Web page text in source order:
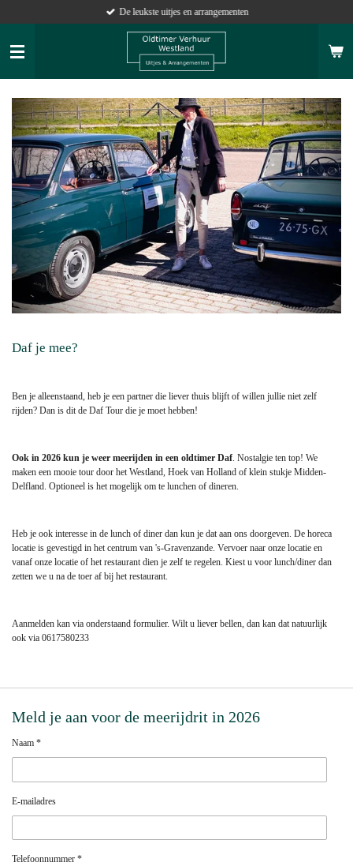
naar
de
De leukste uitjes en arrangementen
Daf je mee?
Ben je alleenstaand, heb je een partner die liever thuis blijft of willen jullie niet zelf
rijden? Dan is dit de Daf Tour die je moet hebben!
Ook in 2026 kun je weer meerijden in een oldtimer Daf. Nostalgie ten top! We
maken een mooie tour door het Westland, Hoek van Holland of klein stukje Midden-
Delfland. Optioneel is het mogelijk om te lunchen of dineren.
Heb je ook interesse in de lunch of diner dan kun je dat aan ons doorgeven. De horeca
locatie is gevestigd in het centrum van 's-Gravenzande. Vervoer naar onze locatie en
vanaf onze locatie of het restaurant dien je zelf te regelen. Kiest u voor lunch/diner dan
zetten we u na de toer af bij het restaurant.
Aanmelden kan via onderstaand formulier. Wilt u liever bellen, dan kan dat natuurlijk
ook via 0617580233
Meld je aan voor de meerijdrit in 2026
Naam *
E-mailadres
Telefoonnummer *